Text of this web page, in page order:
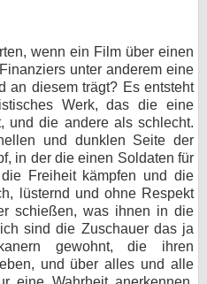
wenn ein Film über einen
unter anderem eine
an diesem trägt? Es entsteht
Werk, das die eine
und die andere als schlecht.
und dunklen Seite der
in der die einen Soldaten für
Freiheit kämpfen und die
lüsternd und ohne Respekt
schießen, was ihnen in die
sind die Zuschauer das ja
gewohnt, die ihren
und über alles und alle